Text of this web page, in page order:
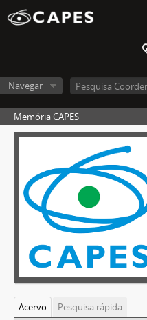
Navegar
Memória CAPES
Acervo
Pesquisa rápida